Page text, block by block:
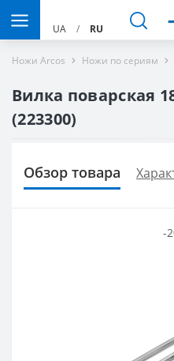
UA / RU
Ножи Arcos Ножи по сериям
Вилка поварская
(223300)
Обзор товара
-